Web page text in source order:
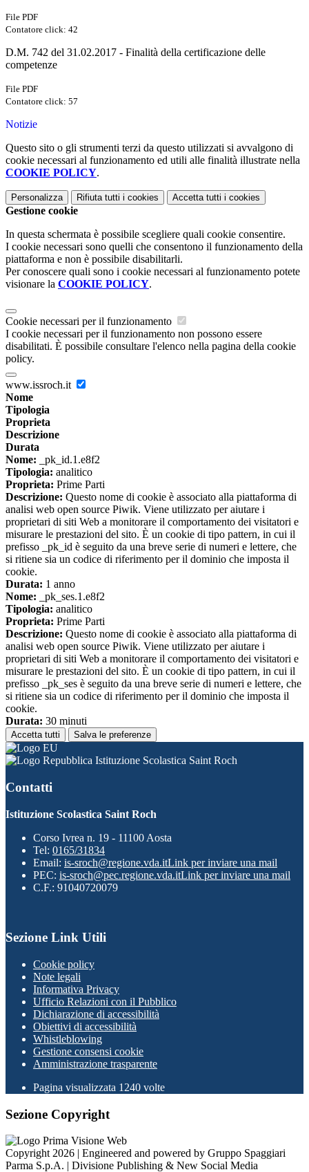
File PDF
Contatore click: 42
D.M. 742 del 31.02.2017 - Finalità della certificazione delle
competenze
File PDF
Contatore click: 57
Notizie
Questo sito o gli strumenti terzi da questo utilizzati si avvalgono di
cookie necessari al funzionamento ed utili alle finalità illustrate nella
COOKIE POLICY.
Personalizza Rifiuta tutti i cookies Accetta tutti i cookies
Gestione cookie
In questa schermata è possibile scegliere quali cookie consentire.
I cookie necessari sono quelli che consentono il funzionamento della
piattaforma e non è possibile disabilitarli.
Per conoscere quali sono i cookie necessari al funzionamento potete
visionare la COOKIE POLICY.
Cookie necessari per il funzionamento
I cookie necessari per il funzionamento non possono essere
disabilitati. È possibile consultare l'elenco nella pagina della cookie
policy.
www.issroch.it
Nome
Tipologia
Proprieta
Descrizione
Durata
Nome: _pk_id.1.e8f2
Tipologia: analitico
Proprieta: Prime Parti
Descrizione: Questo nome di cookie è associato alla piattaforma di
analisi web open source Piwik. Viene utilizzato per aiutare i
proprietari di siti Web a monitorare il comportamento dei visitatori e
misurare le prestazioni del sito. È un cookie di tipo pattern, in cui il
prefisso _pk_id è seguito da una breve serie di numeri e lettere, che
si ritiene sia un codice di riferimento per il dominio che imposta il
cookie.
Durata: 1 anno
Nome: _pk_ses.1.e8f2
Tipologia: analitico
Proprieta: Prime Parti
Descrizione: Questo nome di cookie è associato alla piattaforma di
analisi web open source Piwik. Viene utilizzato per aiutare i
proprietari di siti Web a monitorare il comportamento dei visitatori e
misurare le prestazioni del sito. È un cookie di tipo pattern, in cui il
prefisso _pk_ses è seguito da una breve serie di numeri e lettere, che
si ritiene sia un codice di riferimento per il dominio che imposta il
cookie.
Durata: 30 minuti
Accetta tutti Salva le preferenze
Istituzione Scolastica Saint Roch
Contatti
Istituzione Scolastica Saint Roch
Corso Ivrea n. 19 - 11100 Aosta
Tel: 0165/31834
Email: is-sroch@regione.vda.itLink per inviare una mail
PEC: is-sroch@pec.regione.vda.itLink per inviare una mail
C.F.: 91040720079
Sezione Link Utili
Cookie policy
Note legali
Informativa Privacy
Ufficio Relazioni con il Pubblico
Dichiarazione di accessibilità
Obiettivi di accessibilità
Whistleblowing
Gestione consensi cookie
Amministrazione trasparente
Pagina visualizzata 1240 volte
Sezione Copyright
Copyright 2026 | Engineered and powered by Gruppo Spaggiari
Parma S.p.A. | Divisione Publishing & New Social Media